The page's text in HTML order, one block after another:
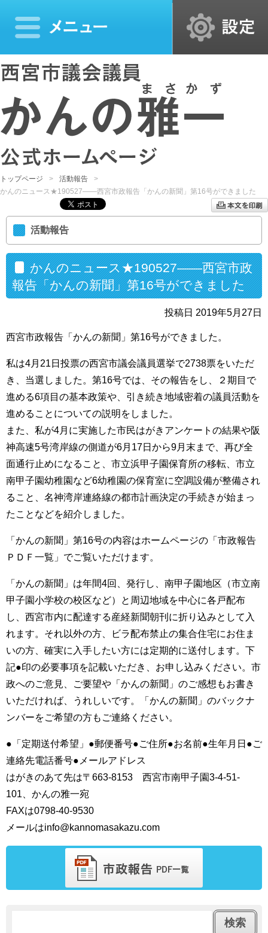
トップページ
活動報告
かんのニュース★190527――西宮市政報告「かんの新聞」第16号ができました
活動報告
かんのニュース★190527――西宮市政
報告「かんの新聞」第16号ができました
投稿日 2019年5月27日
西宮市政報告「かんの新聞」第16号ができました。
私は4月21日投票の西宮市議会議員選挙で2738票をいただ
き、当選しました。第16号では、その報告をし、２期目で
進める6項目の基本政策や、引き続き地域密着の議員活動を
進めることについての説明をしました。
また、私が4月に実施した市民はがきアンケートの結果や阪
神高速5号湾岸線の側道が6月17日から9月末まで、再び全
面通行止めになること、市立浜甲子園保育所の移転、市立
南甲子園幼稚園など6幼稚園の保育室に空調設備が整備され
ること、名神湾岸連絡線の都市計画決定の手続きが始まっ
たことなどを紹介しました。
「かんの新聞」第16号の内容はホームページの「市政報告
ＰＤＦ一覧」でご覧いただけます。
「かんの新聞」は年間4回、発行し、南甲子園地区（市立南
甲子園小学校の校区など）と周辺地域を中心に各戸配布
し、西宮市内に配達する産経新聞朝刊に折り込みとして入
れます。それ以外の方、ビラ配布禁止の集合住宅にお住ま
いの方、確実に入手したい方には定期的に送付します。下
記●印の必要事項を記載いただき、お申し込みください。市
政へのご意見、ご要望や「かんの新聞」のご感想もお書き
いただければ、うれしいです。「かんの新聞」のバックナ
ンバーをご希望の方もご連絡ください。
●「定期送付希望」●郵便番号●ご住所●お名前●生年月日●ご
連絡先電話番号●メールアドレス
はがきのあて先は〒663‐8153 西宮市南甲子園3‐4‐51‐
101、かんの雅一宛
FAXは0798‐40‐9530
メールはinfo@kannomasakazu.com